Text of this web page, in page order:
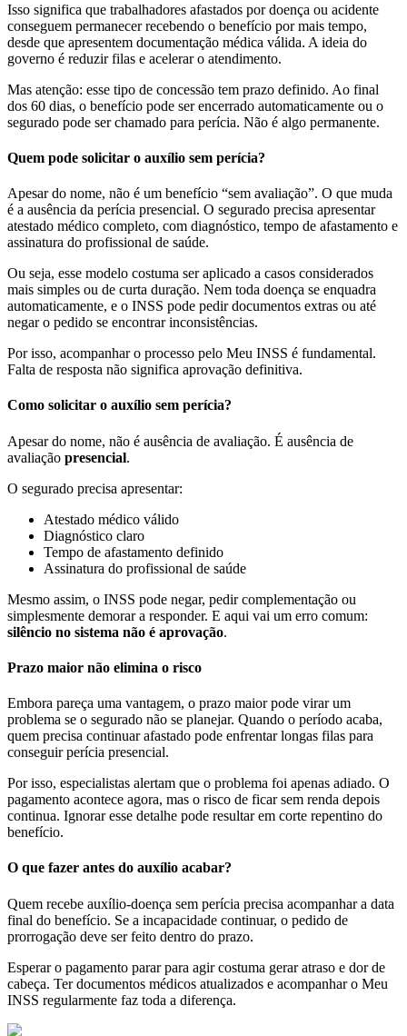
Isso significa que trabalhadores afastados por doença ou acidente
conseguem permanecer recebendo o benefício por mais tempo,
desde que apresentem documentação médica válida. A ideia do
governo é reduzir filas e acelerar o atendimento.
Mas atenção: esse tipo de concessão tem prazo definido. Ao final
dos 60 dias, o benefício pode ser encerrado automaticamente ou o
segurado pode ser chamado para perícia. Não é algo permanente.
Quem pode solicitar o auxílio sem perícia?
Apesar do nome, não é um benefício “sem avaliação”. O que muda
é a ausência da perícia presencial. O segurado precisa apresentar
atestado médico completo, com diagnóstico, tempo de afastamento e
assinatura do profissional de saúde.
Ou seja, esse modelo costuma ser aplicado a casos considerados
mais simples ou de curta duração. Nem toda doença se enquadra
automaticamente, e o INSS pode pedir documentos extras ou até
negar o pedido se encontrar inconsistências.
Por isso, acompanhar o processo pelo Meu INSS é fundamental.
Falta de resposta não significa aprovação definitiva.
Como solicitar o auxílio sem perícia?
Apesar do nome, não é ausência de avaliação. É ausência de
avaliação presencial.
O segurado precisa apresentar:
Atestado médico válido
Diagnóstico claro
Tempo de afastamento definido
Assinatura do profissional de saúde
Mesmo assim, o INSS pode negar, pedir complementação ou
simplesmente demorar a responder. E aqui vai um erro comum:
silêncio no sistema não é aprovação.
Prazo maior não elimina o risco
Embora pareça uma vantagem, o prazo maior pode virar um
problema se o segurado não se planejar. Quando o período acaba,
quem precisa continuar afastado pode enfrentar longas filas para
conseguir perícia presencial.
Por isso, especialistas alertam que o problema foi apenas adiado. O
pagamento acontece agora, mas o risco de ficar sem renda depois
continua. Ignorar esse detalhe pode resultar em corte repentino do
benefício.
O que fazer antes do auxílio acabar?
Quem recebe auxílio-doença sem perícia precisa acompanhar a data
final do benefício. Se a incapacidade continuar, o pedido de
prorrogação deve ser feito dentro do prazo.
Esperar o pagamento parar para agir costuma gerar atraso e dor de
cabeça. Ter documentos médicos atualizados e acompanhar o Meu
INSS regularmente faz toda a diferença.